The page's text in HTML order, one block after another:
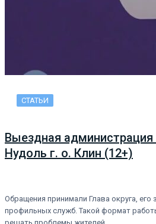
СТАТЬИ
Выездная
Нудоль г. о. Клин (12+)
Обращения принимали Глава округа, его
профильных служб. Такой формат